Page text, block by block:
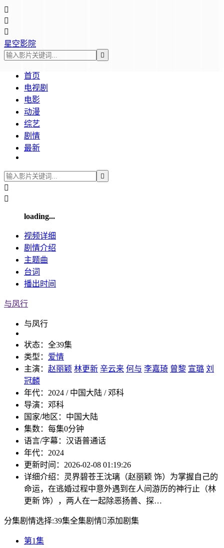



星空影院

首页
电视剧
电影
动漫
综艺
剧情
最新



loading...
视频详细
剧情介绍
主题曲
台词
播出时间
与凤行
与凤行
状态： 全39集
类型： 爱情
主演： 赵丽颖 林更新 辛云来 何与 李嘉琦 曾黎 宣璐 刘
冠麟
年代： 2024 / 中国大陆 / 邓科
导演： 邓科
国家/地区： 中国大陆
集数： 每集0分钟
语言/字幕： 汉语普通话
年代： 2024
更新时间： 2026-02-08 01:19:26
详细介绍： 灵界碧苍王沈璃（赵丽颖 饰）为掌握自己的
命运，在逃婚过程中意外遇到在人间游历的神行止（林
更新 饰），两人在一起除恶扬善、探…
分集剧情选择:39集全集剧情添加剧集
第1集